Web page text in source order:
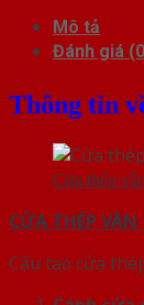
Mô tả
Đánh giá
Thông tin
Cửa thép
CỬA THÉP VÂN
Cấu tạo cửa